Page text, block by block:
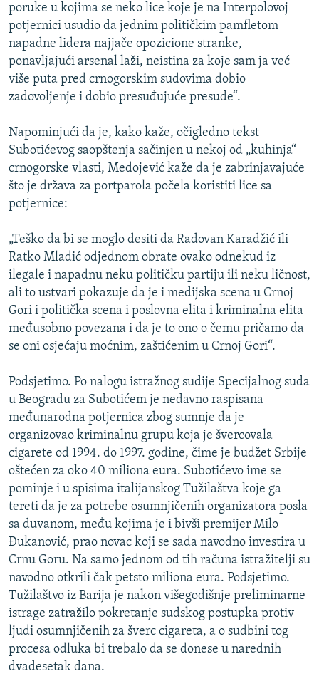
poruke u kojima se neko lice koje je na Interpolovoj
potjernici usudio da jednim političkim pamfletom
napadne lidera najjače opozicione stranke,
ponavljajući arsenal laži, neistina za koje sam ja već
više puta pred crnogorskim sudovima dobio
zadovoljenje i dobio presuđujuće presude“.
Napominjući da je, kako kaže, očigledno tekst
Subotićevog saopštenja sačinjen u nekoj od „kuhinja“
crnogorske vlasti, Medojević kaže da je zabrinjavajuće
što je država za portparola počela koristiti lice sa
potjernice:
„Teško da bi se moglo desiti da Radovan Karadžić ili
Ratko Mladić odjednom obrate ovako odnekud iz
ilegale i napadnu neku političku partiju ili neku ličnost,
ali to ustvari pokazuje da je i medijska scena u Crnoj
Gori i politička scena i poslovna elita i kriminalna elita
međusobno povezana i da je to ono o čemu pričamo da
se oni osjećaju moćnim, zaštićenim u Crnoj Gori“.
Podsjetimo. Po nalogu istražnog sudije Specijalnog suda
u Beogradu za Subotićem je nedavno raspisana
međunarodna potjernica zbog sumnje da je
organizovao kriminalnu grupu koja je švercovala
cigarete od 1994. do 1997. godine, čime je budžet Srbije
oštećen za oko 40 miliona eura. Subotićevo ime se
pominje i u spisima italijanskog Tužilaštva koje ga
tereti da je za potrebe osumnjičenih organizatora posla
sa duvanom, među kojima je i bivši premijer Milo
Đukanović, prao novac koji se sada navodno investira u
Crnu Goru. Na samo jednom od tih računa istražitelji su
navodno otkrili čak petsto miliona eura. Podsjetimo.
Tužilaštvo iz Barija je nakon višegodišnje preliminarne
istrage zatražilo pokretanje sudskog postupka protiv
ljudi osumnjičenih za šverc cigareta, a o sudbini tog
procesa odluka bi trebalo da se donese u narednih
dvadesetak dana.